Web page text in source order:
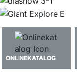
ONLINEKATALOG